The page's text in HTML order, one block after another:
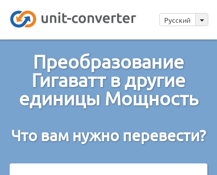
Русский
Преобразование
Гигаватт в другие
единицы Мощность
Что вам нужно перевести?